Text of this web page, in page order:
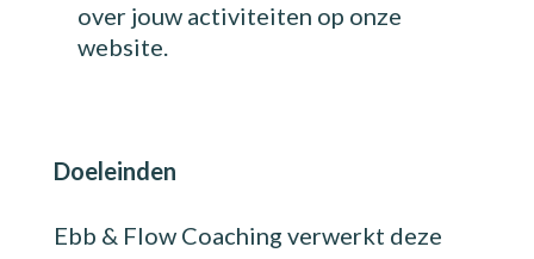
over jouw activiteiten op onze
website.
Doeleinden
Ebb & Flow Coaching verwerkt deze